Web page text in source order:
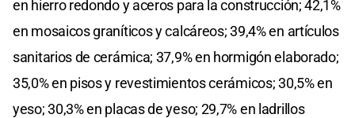
en hierro redondo y aceros para la construcción; 42,1%
en mosaicos graníticos y calcáreos; 39,4% en artículos
sanitarios de cerámica; 37,9% en hormigón elaborado;
35,0% en pisos y revestimientos cerámicos; 30,5% en
yeso; 30,3% en placas de yeso; 29,7% en ladrillos